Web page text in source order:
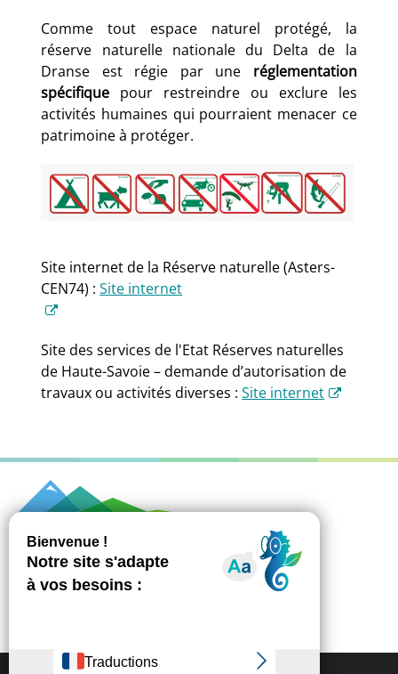
Comme tout espace naturel protégé, la
réserve naturelle nationale du Delta de la
Dranse est régie par une réglementation
spécifique pour restreindre ou exclure les
activités humaines qui pourraient menacer ce
patrimoine à protéger.
Site internet de la Réserve naturelle (Asters-
CEN74) :Site internet
Site des services de l'Etat Réserves naturelles
de Haute-Savoie – demande d’autorisation de
travaux ou activités diverses :Site internet
851 avenue des Rives du Léman - CS 10084